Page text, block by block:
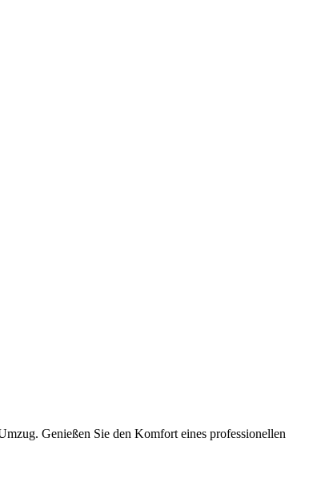
Genießen Sie den Komfort eines professionellen